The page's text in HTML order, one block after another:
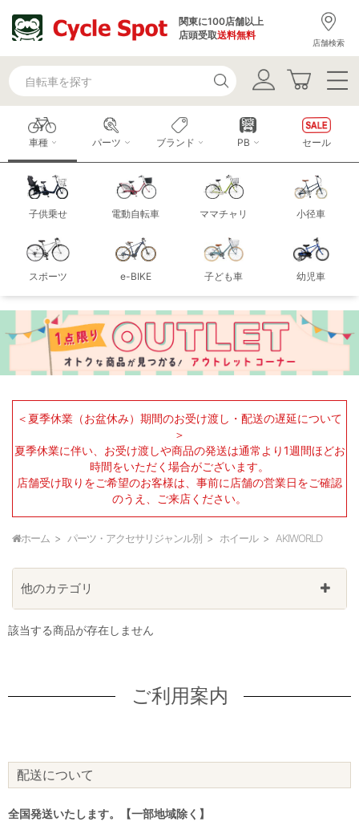
関東に100店舗以上
店頭受取送料無料
店舗検索
車種
子供乗せ 電動自転車 ママチャリ 小径車
スポーツ e-BIKE 子ども車 幼児車
パーツ ブランド PB セール
＜夏季休業（お盆休み）期間のお受け渡し・配送の遅延について
＞
夏季休業に伴い、お受け渡しや商品の発送は通常より1週間ほどお
時間をいただく場合がございます。
店舗受け取りをご希望のお客様は、事前に店舗の営業日をご確認
のうえ、ご来店ください。
ホーム パーツ・アクセサリジャンル別 ホイール AKIWORLD
該当する商品が存在しません
他のカテゴリ
ご利用案内
配送について
全国発送いたします。【一部地域除く】